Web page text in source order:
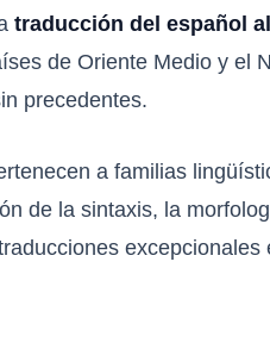
traducción del español
de Oriente Medio y el
precedentes.
a familias
de la sintaxis, la